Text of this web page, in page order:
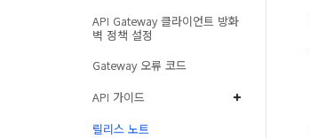
API Gateway 클라이언트 방화
벽 정책 설정
Gateway 오류 코드
API 가이드
릴리스 노트